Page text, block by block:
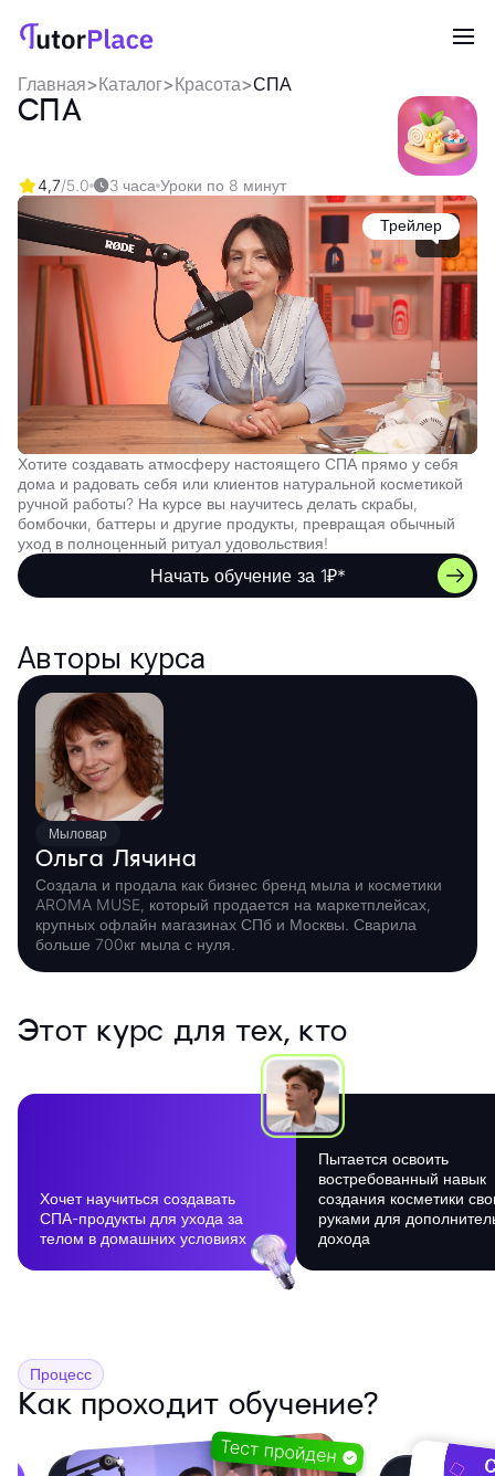
Главная>Каталог>Красота>СПА
СПА
4,7/5.0 3 часа Уроки по 8 минут
Трейлер
Хотите создавать атмосферу настоящего СПА прямо у себя
дома и радовать себя или клиентов натуральной косметикой
ручной работы? На курсе вы научитесь делать скрабы,
бомбочки, баттеры и другие продукты, превращая обычный
уход в полноценный ритуал удовольствия!
Начать обучение за 1₽*
Авторы курса
Мыловар
Ольга Лячина
Создала и продала как бизнес бренд мыла и косметики
AROMA MUSE, который продается на маркетплейсах,
крупных офлайн магазинах СПб и Москвы. Сварила
больше 700кг мыла с нуля.
Этот курс для тех, кто
Хочет научиться создавать
СПА-продукты для ухода за
телом в домашних условиях
Пытается освоить
востребованный навык
создания косметики
руками для
дохода
Процесс
Как проходит обучение?